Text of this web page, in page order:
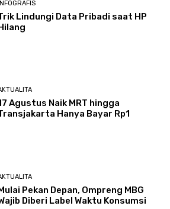
INFOGRAFIS
Lindungi Data Pribadi saat HP
Agustus Naik MRT hingga
Hanya Bayar Rp1
Pekan Depan, Ompreng MBG
Diberi Label Waktu Konsumsi